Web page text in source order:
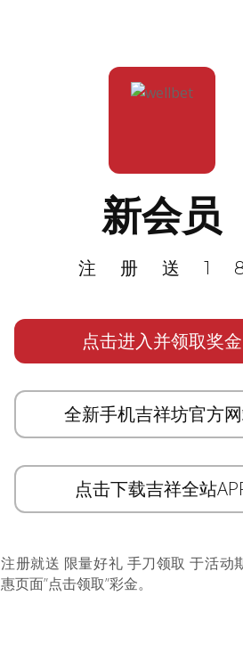
新会员
注册送
点击进入并领取奖金
全新手机吉祥坊官方
点击下载吉祥全站
注册就送 限量好礼 手刀领取 于活动
惠页面”点击领取”彩金。